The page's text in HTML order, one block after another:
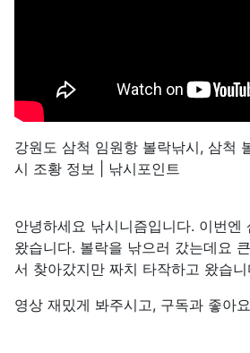
강원도 삼척 임원항 볼락낚시, 삼척
시 조황 정보 | 낚시포인트
안녕하세요 낚시니즘입니다. 이번엔
왔습니다. 볼락을 낚으러 갔는데요
서 찾아갔지만 짜치 타작하고 왔습니
영상 재밌게 봐주시고, 구독과 좋아